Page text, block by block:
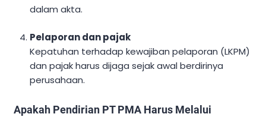
dalam akta.
Pelaporan dan pajak
Kepatuhan terhadap kewajiban pelaporan (LKPM)
dan pajak harus dijaga sejak awal berdirinya
perusahaan.
Apakah Pendirian PT PMA Harus Melalui